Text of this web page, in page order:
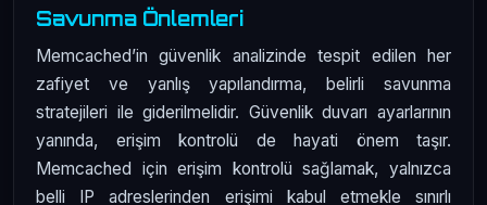
Savunma Önlemleri
Memcached’in güvenlik analizinde tespit edilen her
zafiyet ve yanlış yapılandırma, belirli savunma
stratejileri ile giderilmelidir. Güvenlik duvarı ayarlarının
yanında, erişim kontrolü de hayati önem taşır.
Memcached için erişim kontrolü sağlamak, yalnızca
belli IP adreslerinden erişimi kabul etmekle sınırlı